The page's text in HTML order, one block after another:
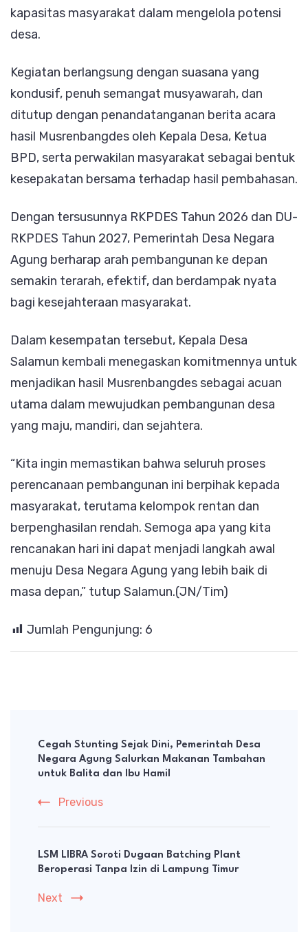
kapasitas masyarakat dalam mengelola potensi
desa.
Kegiatan berlangsung dengan suasana yang
kondusif, penuh semangat musyawarah, dan
ditutup dengan penandatanganan berita acara
hasil Musrenbangdes oleh Kepala Desa, Ketua
BPD, serta perwakilan masyarakat sebagai bentuk
kesepakatan bersama terhadap hasil pembahasan.
Dengan tersusunnya RKPDES Tahun 2026 dan DU-
RKPDES Tahun 2027, Pemerintah Desa Negara
Agung berharap arah pembangunan ke depan
semakin terarah, efektif, dan berdampak nyata
bagi kesejahteraan masyarakat.
Dalam kesempatan tersebut, Kepala Desa
Salamun kembali menegaskan komitmennya untuk
menjadikan hasil Musrenbangdes sebagai acuan
utama dalam mewujudkan pembangunan desa
yang maju, mandiri, dan sejahtera.
“Kita ingin memastikan bahwa seluruh proses
perencanaan pembangunan ini berpihak kepada
masyarakat, terutama kelompok rentan dan
berpenghasilan rendah. Semoga apa yang kita
rencanakan hari ini dapat menjadi langkah awal
menuju Desa Negara Agung yang lebih baik di
masa depan,” tutup Salamun.(JN/Tim)
Jumlah Pengunjung: 6
Navigation
Cegah Stunting Sejak Dini, Pemerintah Desa
Negara Agung Salurkan Makanan Tambahan
untuk Balita dan Ibu Hamil
Previous
LSM LIBRA Soroti Dugaan Batching Plant
Beroperasi Tanpa Izin di Lampung Timur
Next